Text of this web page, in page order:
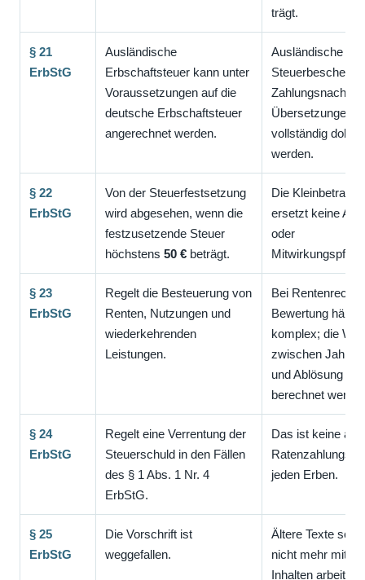
trägt.
§ 21
ErbStG
Ausländische
Erbschaftsteuer kann unter
Voraussetzungen auf die
deutsche Erbschaftsteuer
angerechnet werden.
Ausländische
Steuerbescheide,
Übersetzungen
vollständig
werden.
§ 22
ErbStG
Von der Steuerfestsetzung
wird abgesehen, wenn die
festzusetzende Steuer
höchstens50 € beträgt.
Die
ersetzt keine
oder
§ 23
ErbStG
Regelt die Besteuerung von
Renten, Nutzungen und
wiederkehrenden
Leistungen.
Bei
Bewertung häufig
komplex; die
zwischen
und Ablösung
berechnet
§ 24
ErbStG
Regelt eine Verrentung der
Steuerschuld in den Fällen
des § 1 Abs. 1 Nr. 4
ErbStG.
Das ist keine
jeden Erben.
§ 25
ErbStG
Die Vorschrift ist
weggefallen.
Ältere Texte
nicht mehr mit
Inhalten arbeiten.